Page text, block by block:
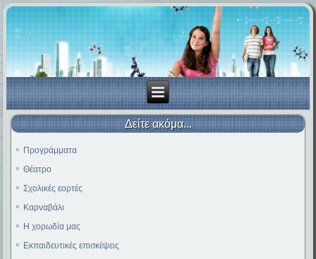
Δείτε ακόμα...
Προγράμματα
Θέατρο
Σχολικές εορτές
Καρναβάλι
Η χορωδία μας
Εκπαιδευτικές επισκέψεις